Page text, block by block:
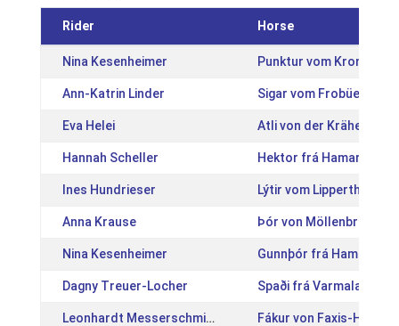
Rider Horse
Nina Kesenheimer Punktur vom Kronshof
Ann-Katrin Linder Sigar vom Frobüel
Eva Helei Atli von der
Hannah Scheller Hektor frá Hamarsey
Ines Hundrieser Lýtir vom Lipperthof
Anna Krause Þór von Möllenbronn
Nina Kesenheimer Gunnþór frá Hamrahóli
Dagny Treuer-Locher Spaði frá Varmalandi
Leonhardt Messerschmidt Fákur von Faxis-Hole